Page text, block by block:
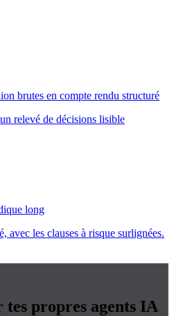
brutes en compte rendu structuré
relevé de décisions lisible
long
avec les clauses à risque surlignées.
tes propres agents IA